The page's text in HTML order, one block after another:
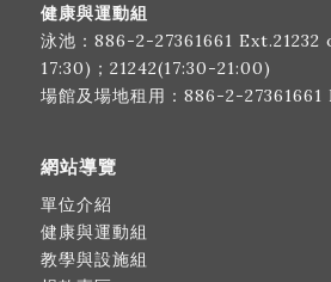
健康與運動組
泳池： 886-2-27361661 Ext.21232
17:30)；21242(17:30-21:00)
場館及場地租用： 886-2-27361661
網站導覽
單位介紹
健康與運動組
教學與設施組